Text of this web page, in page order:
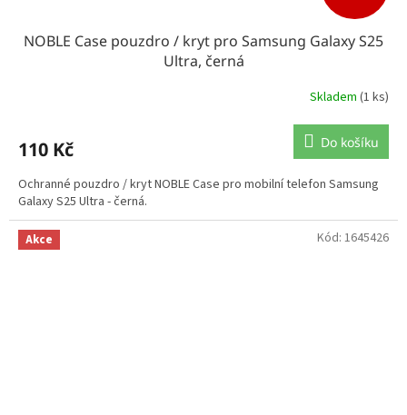
NOBLE Case pouzdro / kryt pro Samsung Galaxy S25
Ultra, černá
Skladem (1 ks)
110 Kč Do košíku
Ochranné pouzdro / kryt NOBLE Case pro mobilní telefon Samsung
Galaxy S25 Ultra - černá.
Akce Kód: 1645426